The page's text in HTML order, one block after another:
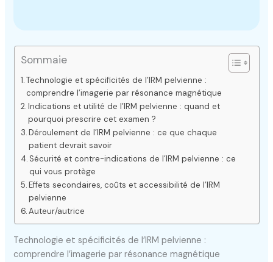
Sommaie
Technologie et spécificités de l’IRM pelvienne :
comprendre l’imagerie par résonance magnétique
Indications et utilité de l’IRM pelvienne : quand et
pourquoi prescrire cet examen ?
Déroulement de l’IRM pelvienne : ce que chaque
patient devrait savoir
Sécurité et contre-indications de l’IRM pelvienne : ce
qui vous protège
Effets secondaires, coûts et accessibilité de l’IRM
pelvienne
Auteur/autrice
Technologie et spécificités de l’IRM pelvienne :
comprendre l’imagerie par résonance magnétique